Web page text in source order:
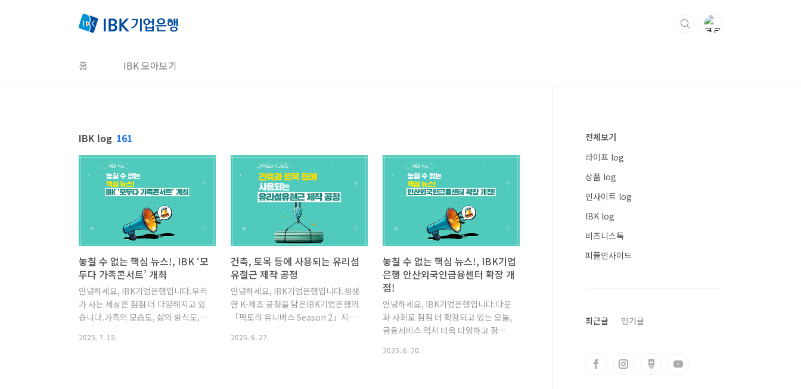
홈 IBK 모아보기
IBK log 161
놓칠 수 없는 핵심 뉴스!, IBK ‘모
두다 가족콘서트’ 개최
안녕하세요, IBK기업은행입니다.우리
가 사는 세상은 점점 더 다양해지고 있
습니다.가족의 모습도, 삶의 방식도,
하고 모두가 함께 어우러질 수 있는 방
2025. 7. 15.
건축, 토목 등에 사용되는 유리섬
유철근 제작 공정
안녕하세요, IBK기업은행입니다.생생
한 K-제조 공정을 담은IBK기업은행의
「팩토리 유니버스 Season 2」지난
니다!​ ‘철근’ 하면 딱딱하고 무거운 강
2025. 6. 27.
놓칠 수 없는 핵심 뉴스!, IBK기업
은행 안산외국인금융센터 확장 개
점!
안녕하세요, IBK기업은행입니다.다문
화 사회로 점점 더 확장되고 있는 오늘,
금융서비스 역시 더욱 다양하고 정교
름 속에서,외국인 고객의 일상에 도움
2025. 6. 20.
전체보기
라이프 log
상품 log
인사이트 log
IBK log
비즈니스톡
피플인사이드
최근글 인기글